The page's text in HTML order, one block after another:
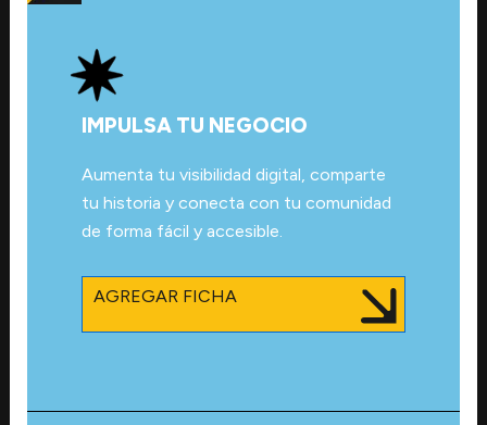
IMPULSA TU NEGOCIO
Aumenta tu visibilidad digital, comparte
tu historia y conecta con tu comunidad
de forma fácil y accesible.
AGREGAR FICHA